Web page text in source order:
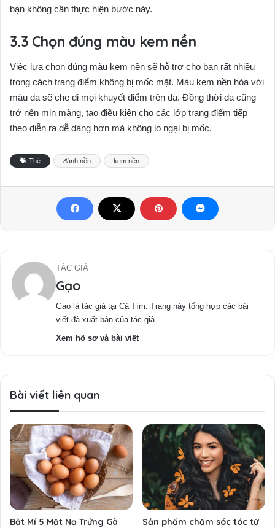
bạn không cần thực hiện bước này.
Chọn đúng màu kem nền
Việc lựa chọn đúng màu kem nền sẽ hỗ trợ cho bạn rất nhiều
trong cách trang điểm không bị mốc mặt. Màu kem nền hòa với
màu da sẽ che đi mọi khuyết điểm trên da. Đồng thời da cũng
trở nên mịn màng, tạo điều kiện cho các lớp trang điểm tiếp
theo diễn ra dễ dàng hơn mà không lo ngại bị mốc.
Thẻ đánh nền kem nền
TÁC GIẢ
Gạo
Gạo là tác giả tại Cà Tím. Trang này tổng hợp các bài
viết đã xuất bản của tác giả.
Xem hồ sơ và bài viết
Bài viết liên quan
Bật Mí 5 Mặt Nạ Trứng Gà
Sản phẩm chăm sóc tóc từ